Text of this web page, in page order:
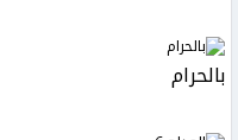
بالحرام